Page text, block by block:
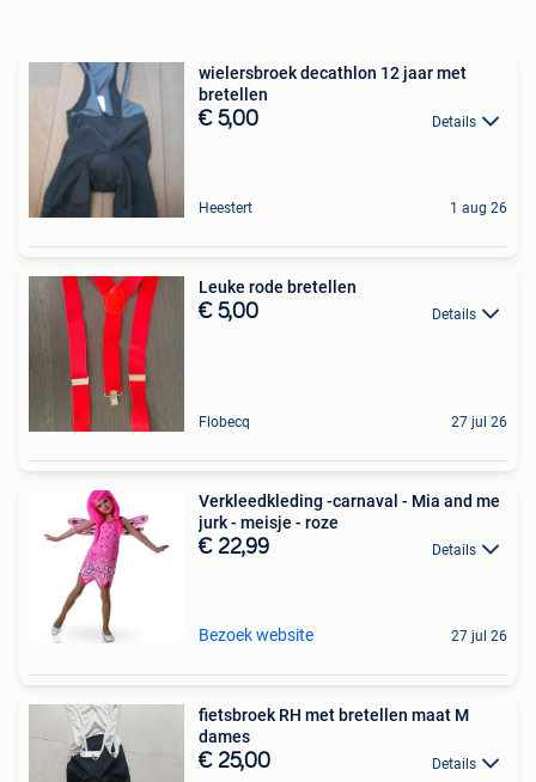
wielersbroek decathlon 12 jaar met
bretellen
€ 5,00 Details
Heestert 1 aug 26
Leuke rode bretellen
€ 5,00 Details
Flobecq 27 jul 26
Verkleedkleding -carnaval - Mia and me
jurk - meisje - roze
€ 22,99 Details
Bezoek website 27 jul 26
fietsbroek RH met bretellen maat M
dames
€ 25,00 Details